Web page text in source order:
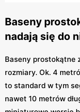
Baseny
nadają się do
Baseny prostokątne
rozmiary. Ok. 4
to standard w tym
nawet 10 metrów